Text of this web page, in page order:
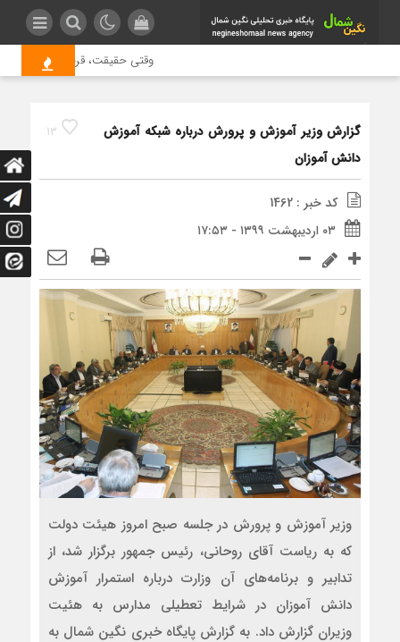
وقتی حقیقت، قربانی بازدید
13
گزارش وزیر آموزش و پرورش درباره شبکه آموزش
دانش آموزان
کد خبر : 1462
۰۳ اردیبهشت ۱۳۹۹ - ۱۷:۵۳
وزیر آموزش و پرورش در جلسه صبح امروز هیئت دولت
که به ریاست آقای روحانی، رئیس جمهور برگزار شد، از
تدابیر و برنامه‌های آن وزارت درباره استمرار آموزش
دانش آموزان در شرایط تعطیلی مدارس به هئیت
وزیران گزارش داد. به گزارش پایگاه خبری نگین شمال به